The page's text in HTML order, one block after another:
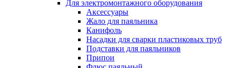
Для электромонтажного оборудования
Аксессуары
Жало для паяльника
Канифоль
Насадки для сварки пластиковых труб
Подставки для паяльников
Припои